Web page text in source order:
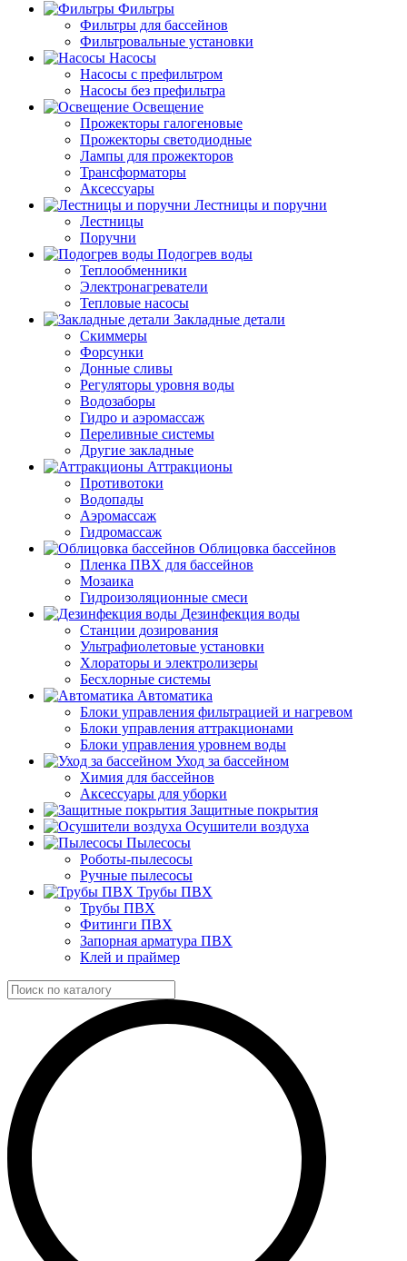
Фильтры
Фильтры для бассейнов
Фильтровальные установки
Насосы
Насосы с префильтром
Насосы без префильтра
Освещение
Прожекторы галогеновые
Прожекторы светодиодные
Лампы для прожекторов
Трансформаторы
Аксессуары
Лестницы и поручни
Лестницы
Поручни
Подогрев воды
Теплообменники
Электронагреватели
Тепловые насосы
Закладные детали
Скиммеры
Форсунки
Донные сливы
Регуляторы уровня воды
Водозаборы
Гидро и аэромассаж
Переливные системы
Другие закладные
Аттракционы
Противотоки
Водопады
Аэромассаж
Гидромассаж
Облицовка бассейнов
Пленка ПВХ для бассейнов
Мозаика
Гидроизоляционные смеси
Дезинфекция воды
Станции дозирования
Ультрафиолетовые установки
Хлораторы и электролизеры
Бесхлорные системы
Автоматика
Блоки управления фильтрацией и нагревом
Блоки управления аттракционами
Блоки управления уровнем воды
Уход за бассейном
Химия для бассейнов
Аксессуары для уборки
Защитные покрытия
Осушители воздуха
Пылесосы
Роботы-пылесосы
Ручные пылесосы
Трубы ПВХ
Трубы ПВХ
Фитинги ПВХ
Запорная арматура ПВХ
Клей и праймер